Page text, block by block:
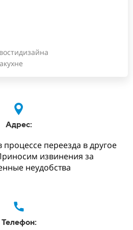
Адрес:
переезда в другое
извинения за
неудобства
Телефон: